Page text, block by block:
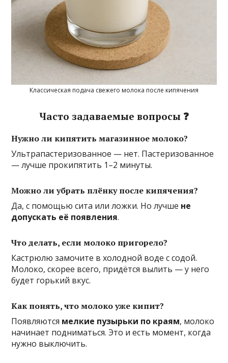
Классическая подача свежего молока после кипячения
Часто задаваемые вопросы ❓
Нужно ли кипятить магазинное молоко?
Ультрапастеризованное — нет. Пастеризованное
— лучше прокипятить 1–2 минуты.
Можно ли убрать плёнку после кипячения?
Да, с помощью сита или ложки. Но лучше не
допускать её появления.
Что делать, если молоко пригорело?
Кастрюлю замочите в холодной воде с содой.
Молоко, скорее всего, придётся вылить — у него
будет горький вкус.
Как понять, что молоко уже кипит?
Появляются мелкие пузырьки по краям, молоко
начинает подниматься. Это и есть момент, когда
нужно выключить.